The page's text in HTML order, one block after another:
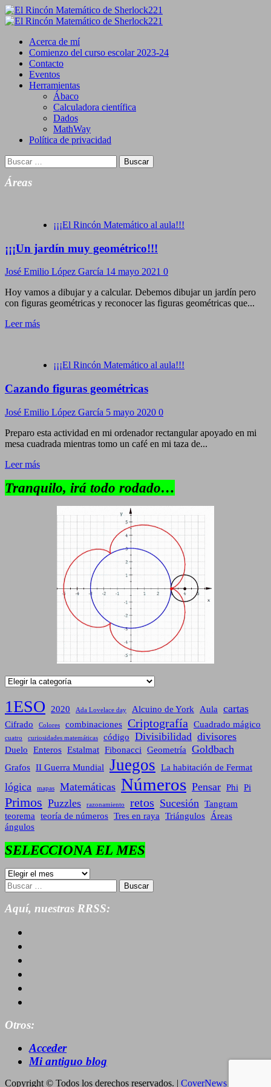
Saltar
al
Primary
Acerca de mí
Comienzo del curso escolar 2023-24
Contacto
Eventos
Herramientas
Ábaco
Calculadora científica
Dados
MathWay
Política de privacidad
Buscar:
Áreas
¡¡¡El Rincón Matemático al aula!!!
¡¡¡Un jardín muy geométrico!!!
José Emilio López García 14 mayo 2021 0
Hoy vamos a dibujar y a calcular. Debemos dibujar un jardín pero
con figuras geométricas y reconocer las figuras geométricas que...
Leer más
¡¡¡El Rincón Matemático al aula!!!
Cazando figuras geométricas
José Emilio López García 5 mayo 2020 0
Preparo esta actividad en mi ordenador rectangular apoyado en mi
mesa cuadrada mientras tomo un café en mi taza de...
Leer más
Tranquilo, irá todo rodado…
Categorías
1ESO 2020 Ada Lovelace day Alcuino de York Aula cartas
Cifrado Colores combinaciones Criptografía Cuadrado mágico
cuatro curiosidades matemáticas código Divisibilidad divisores
Duelo Enteros Estalmat Fibonacci Geometría Goldbach
Grafos II Guerra Mundial Juegos La habitación de Fermat
lógica mapas Matemáticas Números Pensar Phi Pi
Primos Puzzles razonamiento retos Sucesión
Tangram
teorema
teoría de números Tres en raya Triángulos
Áreas
ángulos
SELECCIONA EL MES
SELECCIONA
EL
MES
Buscar:
Aquí, nuestras RRSS:
Otros:
Acceder
Mi antiguo blog
Copyright © Todos los derechos reservados. | CoverNews